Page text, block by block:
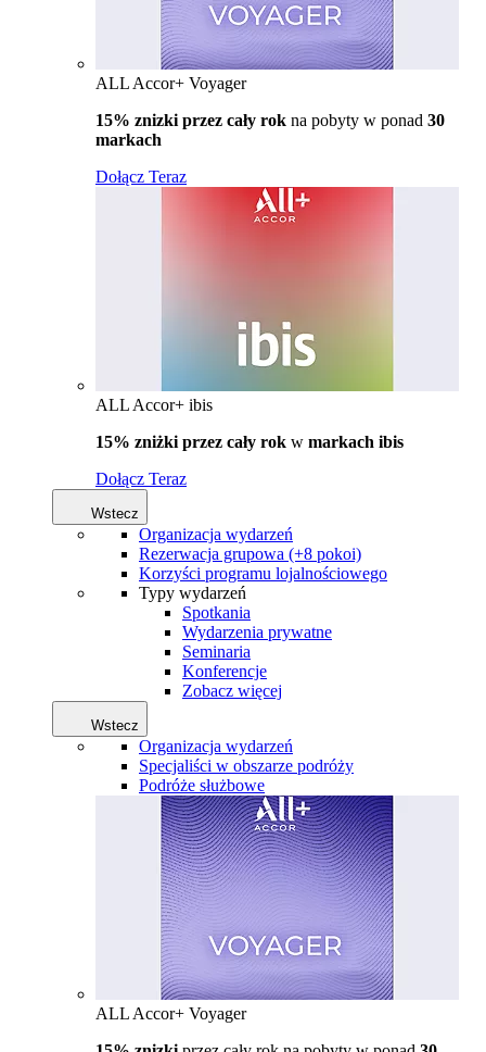
ALL Accor+ Voyager
15% znizki przez cały rok na pobyty w ponad 30
markach
Dołącz Teraz
ALL Accor+ ibis
15% zniżki przez cały rok w markach ibis
Dołącz Teraz
Wstecz
Organizacja wydarzeń
Rezerwacja grupowa (+8 pokoi)
Korzyści programu lojalnościowego
Typy wydarzeń
Spotkania
Wydarzenia prywatne
Seminaria
Konferencje
Zobacz więcej
Wstecz
Organizacja wydarzeń
Specjaliści w obszarze podróży
Podróże służbowe
ALL Accor+ Voyager